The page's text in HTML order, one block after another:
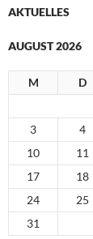
AKTUELLES
AUGUST 2026
M D
3
4
10
11
17
18
24
25
31